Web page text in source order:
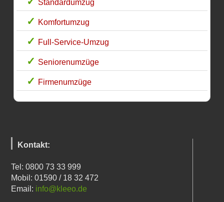
Standardumzug
Komfortumzug
Full-Service-Umzug
Seniorenumzüge
Firmenumzüge
Kontakt:
Tel: 0800 73 33 999
Mobil: 01590 / 18 32 472
Email: info@kleeo.de